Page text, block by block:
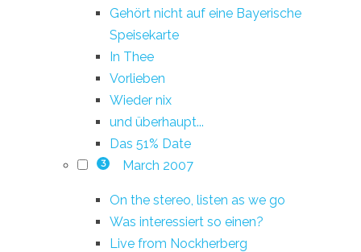
Gehört nicht auf eine Bayerische
Speisekarte
In Thee
Vorlieben
Wieder nix
und überhaupt...
Das 51% Date
3 March 2007
On the stereo, listen as we go
Was interessiert so einen?
Live from Nockherberg